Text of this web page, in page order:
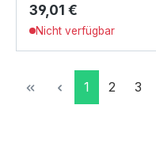
Regulärer Preis:
39,01 €
Nicht verfügbar
Seite
1 Seite
2 Seite
3